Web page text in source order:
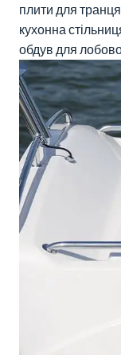
плити для
кухонна
обдув для